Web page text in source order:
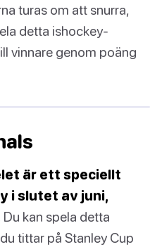
turas om att snurra,
detta ishockey-
vinnare genom poäng
är ett speciellt
i slutet av juni,
Du kan spela detta
tittar på Stanley Cup